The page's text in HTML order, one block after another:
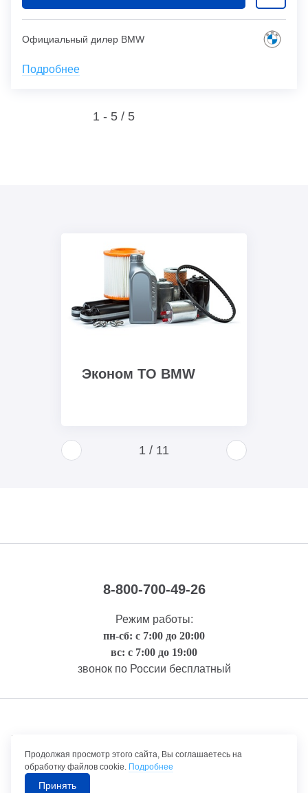
Официальный дилер BMW
Подробнее
1 - 5 / 5
Эконом ТО BMW
1 / 11
8-800-700-49-26
Режим работы:
пн-сб: с 7:00 до 20:00
вс: с 7:00 до 19:00
звонок по России бесплатный
Правовая информация
©1992-2026 ТрансТехСервис – продажа и обслуживание автомобилей.
Продолжая просмотр этого сайта, Вы соглашаетесь на
обработку файлов cookie. Подробнее
Принять